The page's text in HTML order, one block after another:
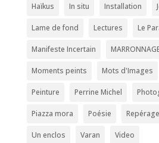
Haïkus In situ Installation
Lame de fond Lectures Le
Manifeste Incertain
Moments peints Mots d'Images
Peinture Perrine Michel
Piazza mora Poésie
Un enclos Varan Video